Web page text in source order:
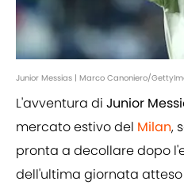
Junior Messias | Marco Canoniero/
L'avventura di Junior
mercato estivo del Milan,
pronta a decollare dopo
dell'ultima giornata